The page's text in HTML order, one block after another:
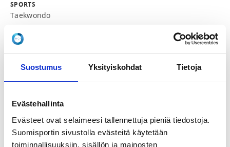
Suostumus Yksityiskohdat Tietoja
Evästehallinta
Evästeet ovat selaimeesi tallennettuja pieniä tiedostoja.
Suomisportin sivustolla evästeitä käytetään
toiminnallisuuksiin, sisällön ja mainosten
SPORTS
Taekwondo
REGISTRATION PERIOD
Tu 28.11.2023 at 18:00 - Mo 18.12.2023 at 12:00
ADDITIONAL INFORMATION
tatu.iivanainen@taekwondo.fi
0400 519 531
INSTRUCTORS